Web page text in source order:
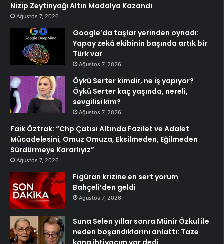
Nizip Zeytinyağı Altın Madalya Kazandı
Ağustos 7, 2026
Google’da taşlar yerinden oynadı:
Yapay zekâ ekibinin başında artık bir
Türk var
Ağustos 7, 2026
Öykü Serter kimdir, ne iş yapıyor?
Öykü Serter kaç yaşında, nereli,
sevgilisi kim?
Ağustos 7, 2026
Faik Öztrak: “Chp Çatısı Altında Fazilet ve Adalet
Mücadelesini, Omuz Omuza, Eksilmeden, Eğilmeden
Sürdürmeye Kararlıyız”
Ağustos 7, 2026
Figüran krizine en sert yorum
Bahçeli’den geldi
Ağustos 7, 2026
Suna Selen yıllar sonra Münir Özkul ile
neden boşandıklarını anlattı: Taze
kana ihtiyacım var dedi